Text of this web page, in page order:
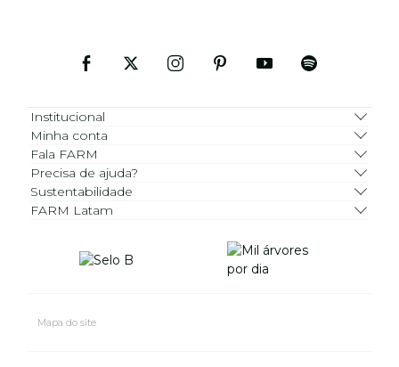
Institucional
Minha conta
Fala FARM
Precisa de ajuda?
Sustentabilidade
FARM Latam
Mapa do site